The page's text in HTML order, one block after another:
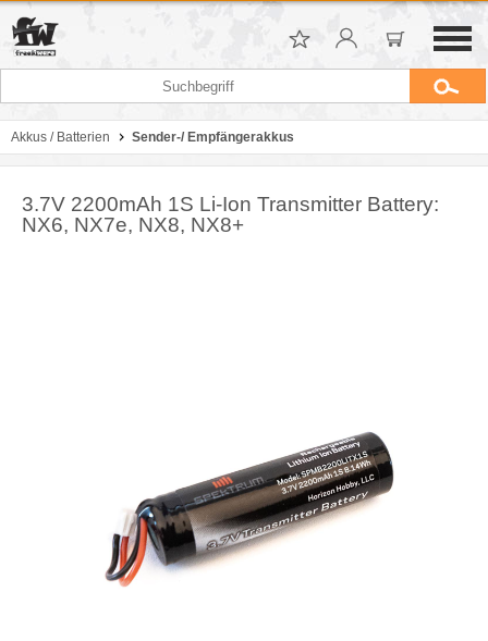
Akkus / Batterien Sender-/ Empfängerakkus
3.7V 2200mAh 1S Li-Ion Transmitter Battery:
NX6, NX7e, NX8, NX8+